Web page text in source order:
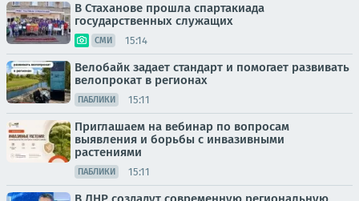
В Стаханове прошла спартакиада
государственных служащих
СМИ 15:14
Велобайк задает стандарт и помогает развивать
велопрокат в регионах
ПАБЛИКИ 15:11
Приглашаем на вебинар по вопросам
выявления и борьбы с инвазивными
растениями
ПАБЛИКИ 15:11